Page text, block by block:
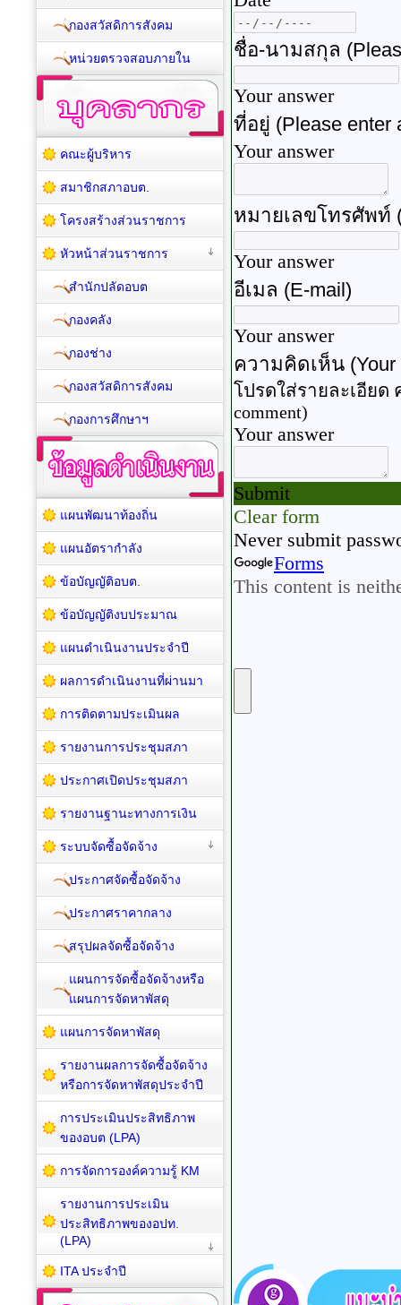
กองสวัสดิการสังคม
หน่วยตรวจสอบภายใน
คณะผู้บริหาร
สมาชิกสภาอบต.
โครงสร้างส่วนราชการ
หัวหน้าส่วนราชการ
สำนักปลัดอบต
กองคลัง
กองช่าง
กองสวัสดิการสังคม
กองการศึกษาฯ
แผนพัฒนาท้องถิ่น
แผนอัตรากำลัง
ข้อบัญญัติอบต.
ข้อบัญญัติงบประมาณ
แผนดำเนินงานประจำปี
ผลการดำเนินงานที่ผ่านมา
การติดตามประเมินผล
รายงานการประชุมสภา
ประกาศเปิดประชุมสภา
รายงานฐานะทางการเงิน
ระบบจัดซื้อจัดจ้าง
ประกาศจัดซื้อจัดจ้าง
ประกาศราคากลาง
สรุปผลจัดซื้อจัดจ้าง
แผนการจัดซื้อจัดจ้างหรือ
แผนการจัดหาพัสดุ
แผนการจัดหาพัสดุ
รายงานผลการจัดซื้อจัดจ้าง
หรือการจัดหาพัสดุประจำปี
การประเมินประสิทธิภาพ
ของอบต (LPA)
การจัดการองค์ความรู้ KM
รายงานการประเมิน
ประสิทธิภาพของอปท.
(LPA)
ITA ประจำปี